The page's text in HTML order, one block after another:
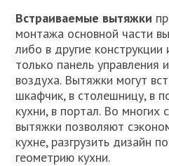
Встраиваемые вытяжки
монтажа основной части
либо в другие конструкции
только панель управления
воздуха. Вытяжки могут
шкафчик, в столешницу, в
кухни, в портал. Во многих
вытяжки позволяют
кухне, разгрузить дизайн
геометрию кухни.